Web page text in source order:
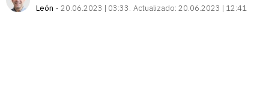
León
20.06.2023 | 03:33 Actualizado: 20.06.2023 | 12:41